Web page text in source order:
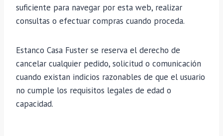
suficiente para navegar por esta web, realizar
consultas o efectuar compras cuando proceda.
Estanco Casa Fuster se reserva el derecho de
cancelar cualquier pedido, solicitud o comunicación
cuando existan indicios razonables de que el usuario
no cumple los requisitos legales de edad o
capacidad.